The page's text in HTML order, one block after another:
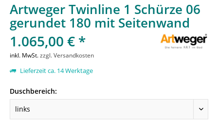
Artweger Twinline 1 Schürze 06
gerundet 180 mit Seitenwand
1.065,00 € *
inkl. MwSt.zzgl. Versandkosten
Lieferzeit ca. 14 Werktage
Duschbereich: